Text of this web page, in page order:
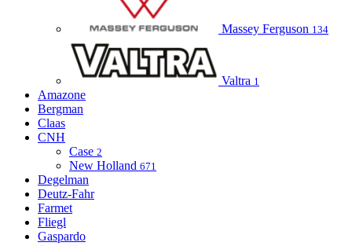
Massey Ferguson 134
Valtra 1
Amazone
Bergman
Claas
CNH
Case 2
New Holland 671
Degelman
Deutz-Fahr
Farmet
Fliegl
Gaspardo